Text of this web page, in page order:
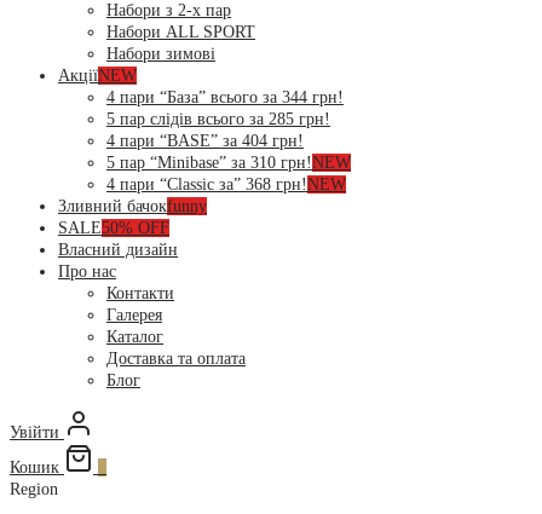
Набори з 2-х пар
Набори ALL SPORT
Набори зимові
АкціїNEW
4 пари “База” всього за 344 грн!
5 пар слідів всього за 285 грн!
4 пари “BASE” за 404 грн!
5 пар “Minibase” за 310 грн!NEW
4 пари “Classic за” 368 грн!NEW
Зливний бачокfunny
SALE50% OFF
Власний дизайн
Про нас
Контакти
Галерея
Каталог
Доставка та оплата
Блог
Увійти
Кошик
Region